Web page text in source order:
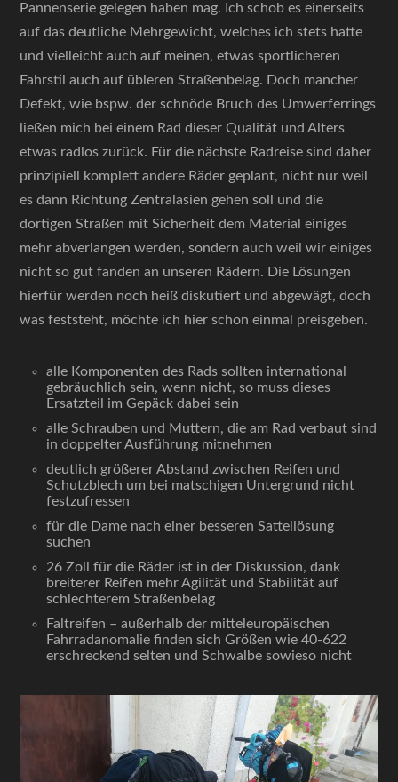
Pannenserie gelegen haben mag. Ich schob es einerseits
auf das deutliche Mehrgewicht, welches ich stets hatte
und vielleicht auch auf meinen, etwas sportlicheren
Fahrstil auch auf übleren Straßenbelag. Doch mancher
Defekt, wie bspw. der schnöde Bruch des Umwerferrings
ließen mich bei einem Rad dieser Qualität und Alters
etwas radlos zurück. Für die nächste Radreise sind daher
prinzipiell komplett andere Räder geplant, nicht nur weil
es dann Richtung Zentralasien gehen soll und die
dortigen Straßen mit Sicherheit dem Material einiges
mehr abverlangen werden, sondern auch weil wir einiges
nicht so gut fanden an unseren Rädern. Die Lösungen
hierfür werden noch heiß diskutiert und abgewägt, doch
was feststeht, möchte ich hier schon einmal preisgeben.
alle Komponenten des Rads sollten international
gebräuchlich sein, wenn nicht, so muss dieses
Ersatzteil im Gepäck dabei sein
alle Schrauben und Muttern, die am Rad verbaut sind
in doppelter Ausführung mitnehmen
deutlich größerer Abstand zwischen Reifen und
Schutzblech um bei matschigen Untergrund nicht
festzufressen
für die Dame nach einer besseren Sattellösung
suchen
26 Zoll für die Räder ist in der Diskussion, dank
breiterer Reifen mehr Agilität und Stabilität auf
schlechterem Straßenbelag
Faltreifen – außerhalb der mitteleuropäischen
Fahrradanomalie finden sich Größen wie 40-622
erschreckend selten und Schwalbe sowieso nicht